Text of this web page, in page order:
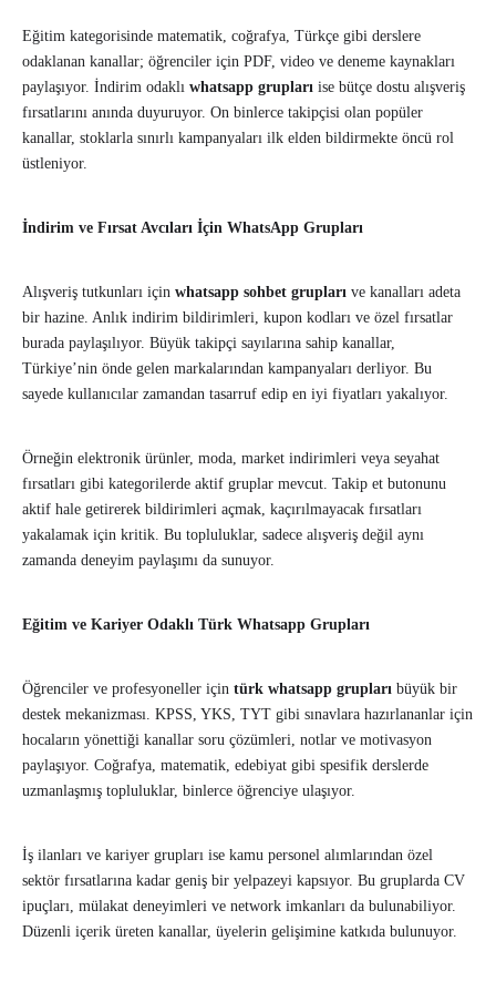
Eğitim kategorisinde matematik, coğrafya, Türkçe gibi derslere
odaklanan kanallar; öğrenciler için PDF, video ve deneme kaynakları
paylaşıyor. İndirim odaklı whatsapp grupları ise bütçe dostu alışveriş
fırsatlarını anında duyuruyor. On binlerce takipçisi olan popüler
kanallar, stoklarla sınırlı kampanyaları ilk elden bildirmekte öncü rol
üstleniyor.
İndirim ve Fırsat Avcıları İçin WhatsApp Grupları
Alışveriş tutkunları için whatsapp sohbet grupları ve kanalları adeta
bir hazine. Anlık indirim bildirimleri, kupon kodları ve özel fırsatlar
burada paylaşılıyor. Büyük takipçi sayılarına sahip kanallar,
Türkiye’nin önde gelen markalarından kampanyaları derliyor. Bu
sayede kullanıcılar zamandan tasarruf edip en iyi fiyatları yakalıyor.
Örneğin elektronik ürünler, moda, market indirimleri veya seyahat
fırsatları gibi kategorilerde aktif gruplar mevcut. Takip et butonunu
aktif hale getirerek bildirimleri açmak, kaçırılmayacak fırsatları
yakalamak için kritik. Bu topluluklar, sadece alışveriş değil aynı
zamanda deneyim paylaşımı da sunuyor.
Eğitim ve Kariyer Odaklı Türk Whatsapp Grupları
Öğrenciler ve profesyoneller için türk whatsapp grupları büyük bir
destek mekanizması. KPSS, YKS, TYT gibi sınavlara hazırlananlar için
hocaların yönettiği kanallar soru çözümleri, notlar ve motivasyon
paylaşıyor. Coğrafya, matematik, edebiyat gibi spesifik derslerde
uzmanlaşmış topluluklar, binlerce öğrenciye ulaşıyor.
İş ilanları ve kariyer grupları ise kamu personel alımlarından özel
sektör fırsatlarına kadar geniş bir yelpazeyi kapsıyor. Bu gruplarda CV
ipuçları, mülakat deneyimleri ve network imkanları da bulunabiliyor.
Düzenli içerik üreten kanallar, üyelerin gelişimine katkıda bulunuyor.